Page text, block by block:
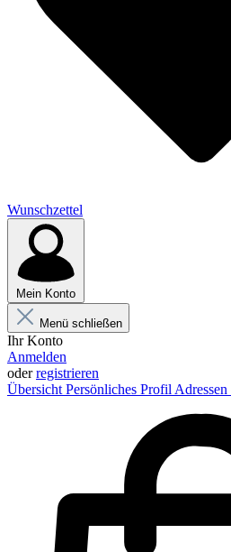
Wunschzettel
Mein Konto
Menü schließen
Ihr Konto
Anmelden
oderregistrieren
Übersicht Persönliches Profil Adressen